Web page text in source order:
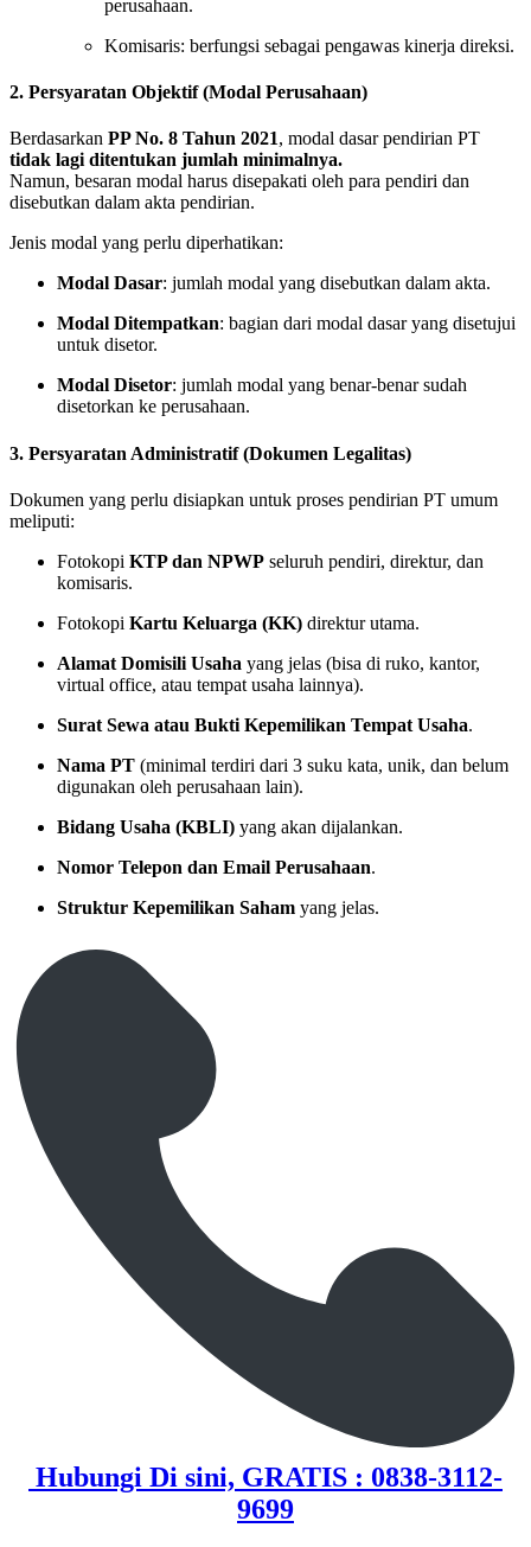
perusahaan.
Komisaris: berfungsi sebagai pengawas kinerja direksi.
2. Persyaratan Objektif (Modal Perusahaan)
Berdasarkan PP No. 8 Tahun 2021, modal dasar pendirian PT
tidak lagi ditentukan jumlah minimalnya.
Namun, besaran modal harus disepakati oleh para pendiri dan
disebutkan dalam akta pendirian.
Jenis modal yang perlu diperhatikan:
Modal Dasar: jumlah modal yang disebutkan dalam akta.
Modal Ditempatkan: bagian dari modal dasar yang disetujui
untuk disetor.
Modal Disetor: jumlah modal yang benar-benar sudah
disetorkan ke perusahaan.
3. Persyaratan Administratif (Dokumen Legalitas)
Dokumen yang perlu disiapkan untuk proses pendirian PT umum
meliputi:
Fotokopi KTP dan NPWP seluruh pendiri, direktur, dan
komisaris.
Fotokopi Kartu Keluarga (KK) direktur utama.
Alamat Domisili Usaha yang jelas (bisa di ruko, kantor,
virtual office, atau tempat usaha lainnya).
Surat Sewa atau Bukti Kepemilikan Tempat Usaha.
Nama PT (minimal terdiri dari 3 suku kata, unik, dan belum
digunakan oleh perusahaan lain).
Bidang Usaha (KBLI) yang akan dijalankan.
Nomor Telepon dan Email Perusahaan.
Struktur Kepemilikan Saham yang jelas.
Hubungi Di sini, GRATIS : 0838-3112-
9699